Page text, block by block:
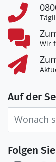
Wir
Auf der
Folgen